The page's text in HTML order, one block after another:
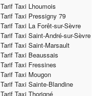
Tarif Taxi Lhoumois
Tarif Taxi Pressigny 79
Tarif Taxi La Forêt-sur-Sèvre
Tarif Taxi Saint-André-sur-Sèvre
Tarif Taxi Saint-Marsault
Tarif Taxi Beaussais
Tarif Taxi Fressines
Tarif Taxi Mougon
Tarif Taxi Sainte-Blandine
Tarif Taxi Thorigné